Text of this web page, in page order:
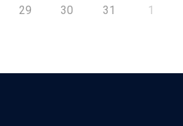
29 30 31 1